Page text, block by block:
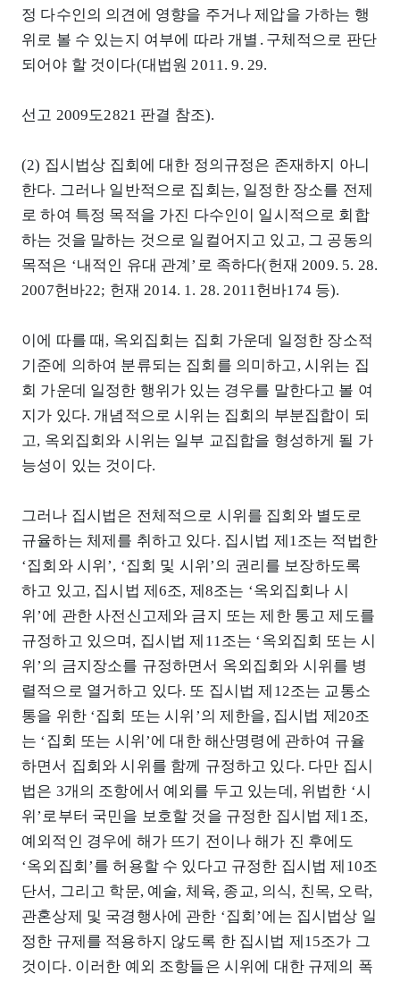
정 다수인의 의견에 영향을 주거나 제압을 가하는 행
위로 볼 수 있는지 여부에 따라 개별․구체적으로 판단
되어야 할 것이다(대법원 2011. 9. 29.
선고 2009도2821 판결 참조).
(2) 집시법상 집회에 대한 정의규정은 존재하지 아니
한다. 그러나 일반적으로 집회는, 일정한 장소를 전제
로 하여 특정 목적을 가진 다수인이 일시적으로 회합
하는 것을 말하는 것으로 일컬어지고 있고, 그 공동의
목적은 ‘내적인 유대 관계’로 족하다(헌재 2009. 5. 28.
2007헌바22; 헌재 2014. 1. 28. 2011헌바174 등).
이에 따를 때, 옥외집회는 집회 가운데 일정한 장소적
기준에 의하여 분류되는 집회를 의미하고, 시위는 집
회 가운데 일정한 행위가 있는 경우를 말한다고 볼 여
지가 있다. 개념적으로 시위는 집회의 부분집합이 되
고, 옥외집회와 시위는 일부 교집합을 형성하게 될 가
능성이 있는 것이다.
그러나 집시법은 전체적으로 시위를 집회와 별도로
규율하는 체제를 취하고 있다. 집시법 제1조는 적법한
‘집회와 시위’, ‘집회 및 시위’의 권리를 보장하도록
하고 있고, 집시법 제6조, 제8조는 ‘옥외집회나 시
위’에 관한 사전신고제와 금지 또는 제한 통고 제도를
규정하고 있으며, 집시법 제11조는 ‘옥외집회 또는 시
위’의 금지장소를 규정하면서 옥외집회와 시위를 병
렬적으로 열거하고 있다. 또 집시법 제12조는 교통소
통을 위한 ‘집회 또는 시위’의 제한을, 집시법 제20조
는 ‘집회 또는 시위’에 대한 해산명령에 관하여 규율
하면서 집회와 시위를 함께 규정하고 있다. 다만 집시
법은 3개의 조항에서 예외를 두고 있는데, 위법한 ‘시
위’로부터 국민을 보호할 것을 규정한 집시법 제1조,
예외적인 경우에 해가 뜨기 전이나 해가 진 후에도
‘옥외집회’를 허용할 수 있다고 규정한 집시법 제10조
단서, 그리고 학문, 예술, 체육, 종교, 의식, 친목, 오락,
관혼상제 및 국경행사에 관한 ‘집회’에는 집시법상 일
정한 규제를 적용하지 않도록 한 집시법 제15조가 그
것이다. 이러한 예외 조항들은 시위에 대한 규제의 폭